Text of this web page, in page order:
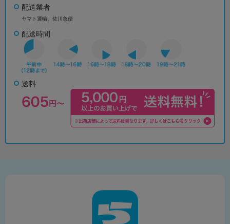
配送業者
ヤマト運輸、佐川急便
配送時間
送料